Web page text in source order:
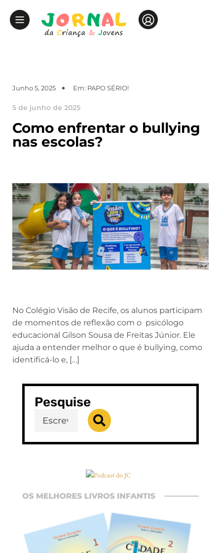
Junho 5, 2025 Em: PAPO SÉRIO!
5 de junho de 2025
Como enfrentar o bullying
nas escolas?
No Colégio Visão de Recife, os alunos participam
de momentos de reflexão com o psicólogo
educacional Gilson Sousa de Freitas Júnior. Ele
ajuda a entender melhor o que é bullying, como
identificá-lo e, […]
Pesquise